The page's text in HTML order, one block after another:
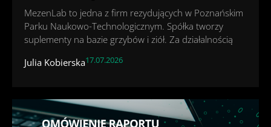
MezenLab to jedna z firm rezydujących w Poznańskim
Parku Naukowo-Technologicznym. Spółka tworzy
suplementy na bazie grzybów i ziół. Za działalnością
Julia Kobierska17.07.2026